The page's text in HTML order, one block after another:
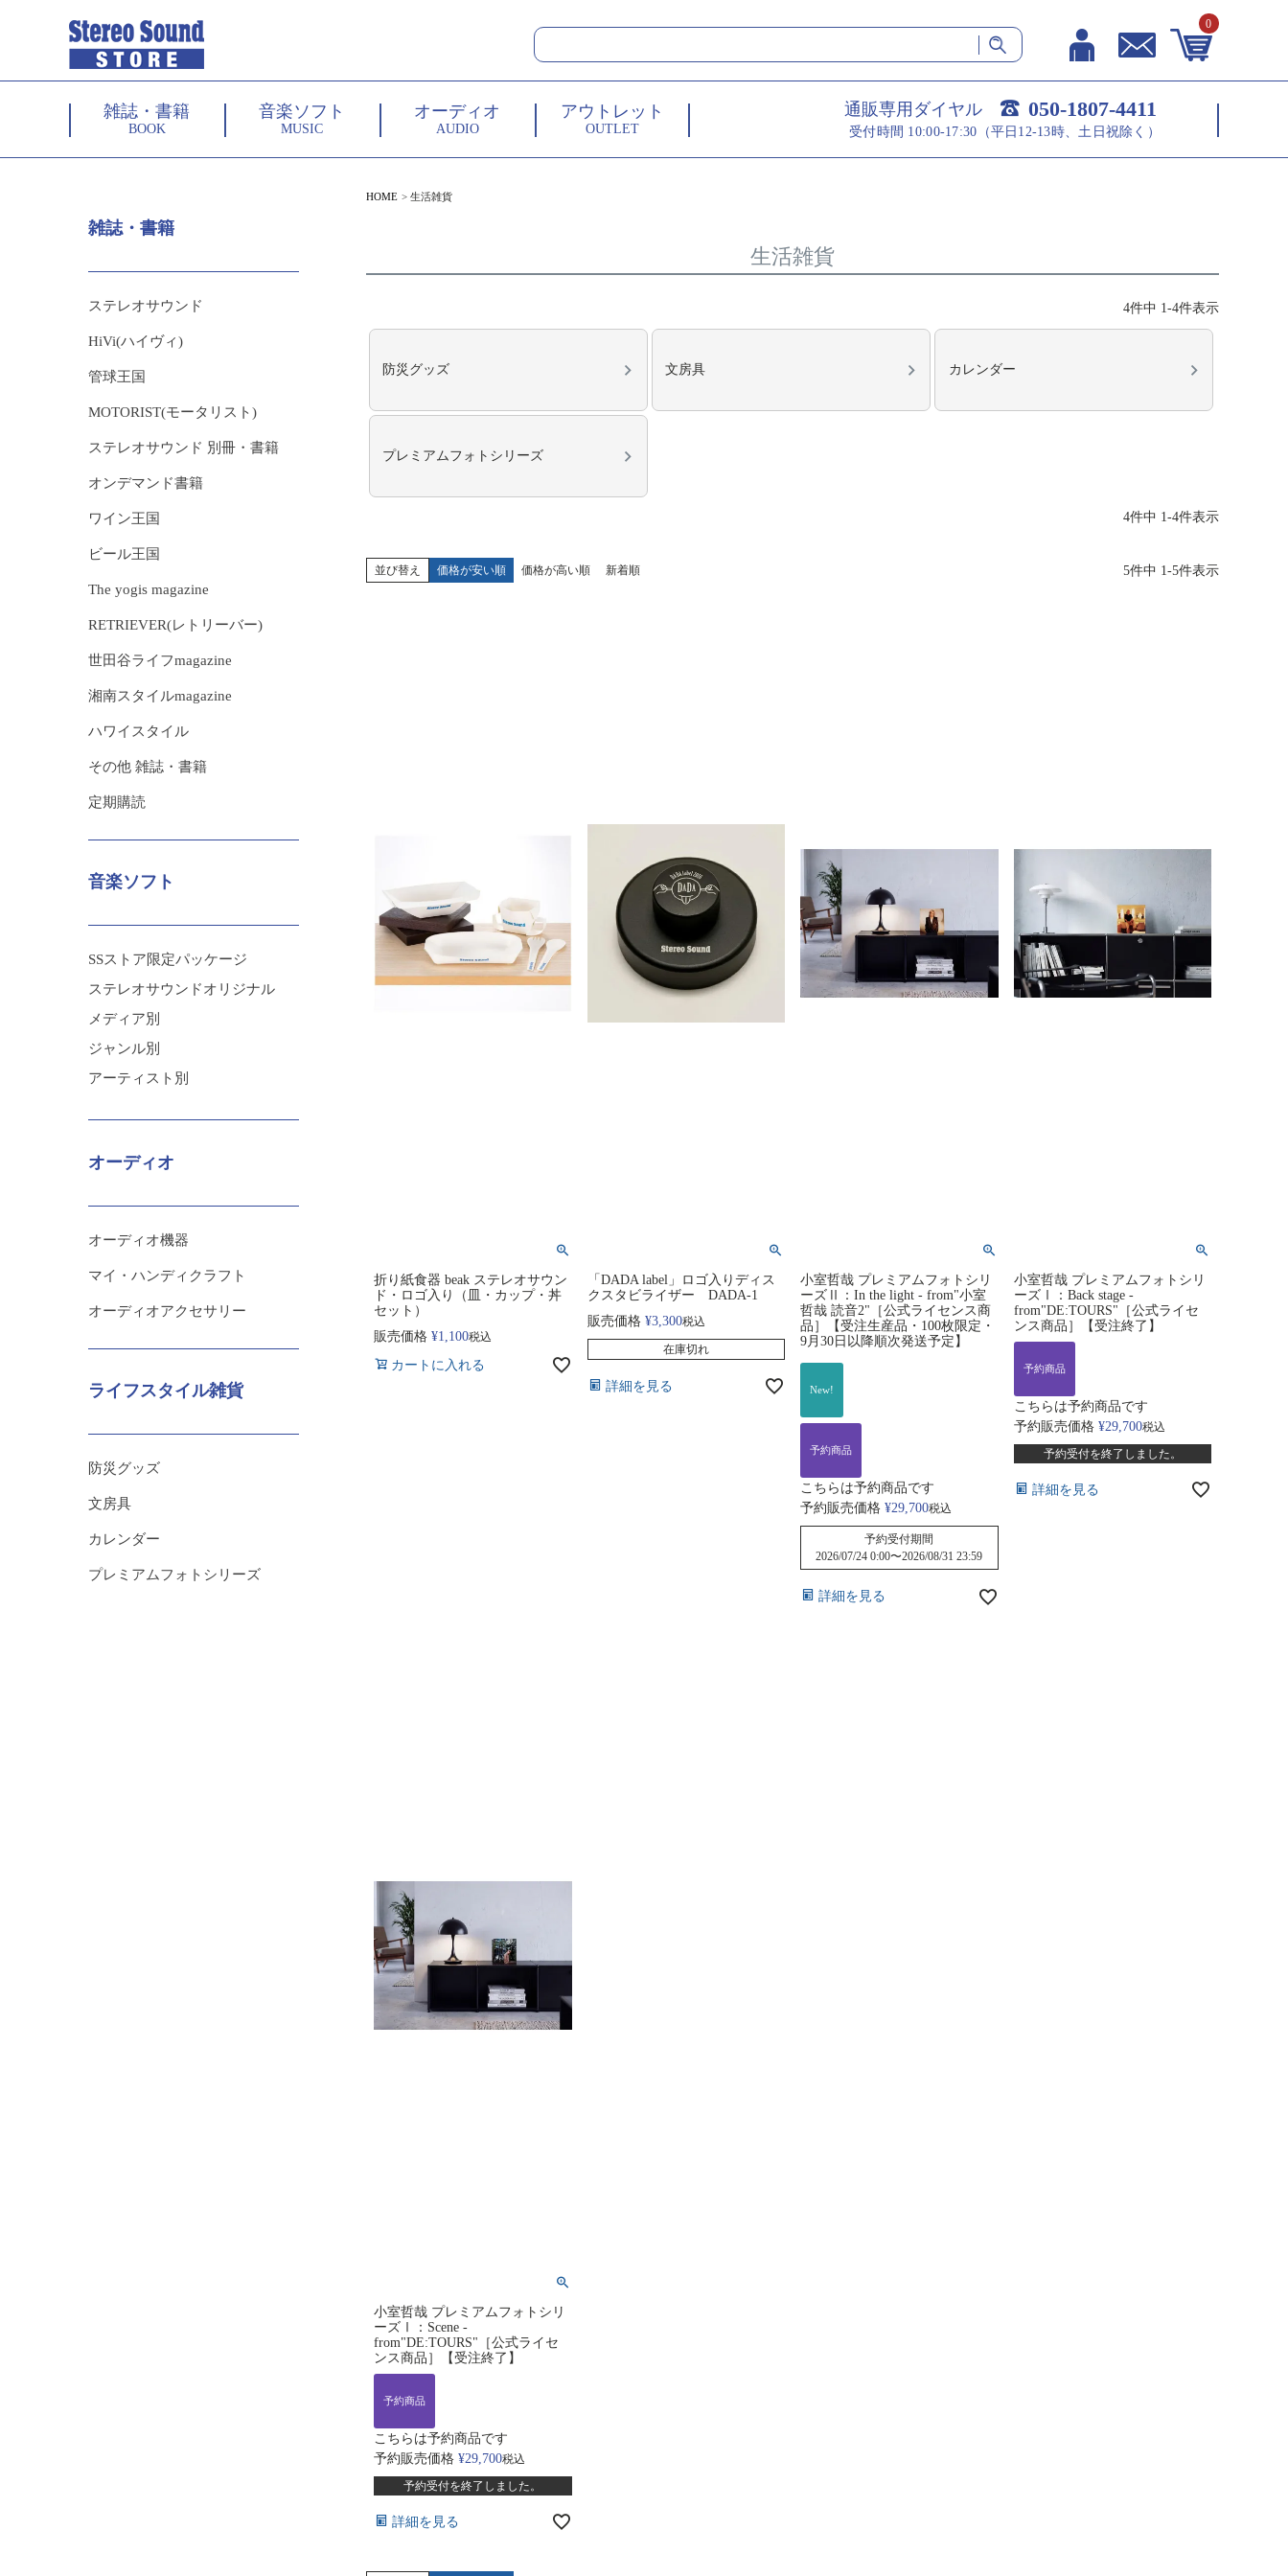
0
雑誌・書籍
BOOK
音楽ソフト
MUSIC
オーディオ
AUDIO
アウトレット
OUTLET
通販専用ダイヤル 050-1807-4411
受付時間 10:00-17:30（平日12-13時、土日祝除く）
雑誌・書籍
ステレオサウンド
HiVi(ハイヴィ)
管球王国
MOTORIST(モータリスト)
ステレオサウンド 別冊・書籍
オンデマンド書籍
ワイン王国
ビール王国
The yogis magazine
RETRIEVER(レトリーバー)
世田谷ライフmagazine
湘南スタイルmagazine
ハワイスタイル
その他 雑誌・書籍
定期購読
音楽ソフト
SSストア限定パッケージ
ステレオサウンドオリジナル
メディア別
ジャンル別
アーティスト別
オーディオ
オーディオ機器
マイ・ハンディクラフト
オーディオアクセサリー
ライフスタイル雑貨
防災グッズ
文房具
カレンダー
プレミアムフォトシリーズ
HOME 生活雑貨
生活雑貨
4件中 1-4件表示
防災グッズ 文房具 カレンダー
プレミアムフォトシリーズ
4件中 1-4件表示
並び替え 価格が安い順 価格が高い順 新着順 5件中 1-5件表示
折り紙食器 beak ステレオサウン
ド・ロゴ入り（皿・カップ・丼
セット）
販売価格 ¥1,100税込
カートに入れる
「DADA label」ロゴ入りディス
クスタビライザー DADA-1
販売価格 ¥3,300税込
在庫切れ
詳細を見る
小室哲哉 プレミアムフォトシリ
ーズⅡ：In the light - from"小室
哲哉 読音2"［公式ライセンス商
品］【受注生産品・100枚限定・
9月30日以降順次発送予定】
New!
予約商品
こちらは予約商品です
予約販売価格 ¥29,700税込
予約受付期間
2026/07/24 0:00〜2026/08/31 23:59
詳細を見る
小室哲哉 プレミアムフォトシリ
ーズⅠ：Back stage -
from"DE:TOURS"［公式ライセ
ンス商品］【受注終了】
予約商品
こちらは予約商品です
予約販売価格 ¥29,700税込
予約受付を終了しました。
詳細を見る
小室哲哉 プレミアムフォトシリ
ーズⅠ：Scene -
from"DE:TOURS"［公式ライセ
ンス商品］【受注終了】
予約商品
こちらは予約商品です
予約販売価格 ¥29,700税込
予約受付を終了しました。
詳細を見る